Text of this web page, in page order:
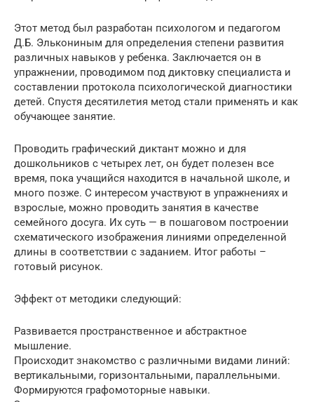
Этот метод был разработан психологом и педагогом
Д.Б. Элькониным для определения степени развития
различных навыков у ребенка. Заключается он в
упражнении, проводимом под диктовку специалиста и
составлении протокола психологической диагностики
детей. Спустя десятилетия метод стали применять и как
обучающее занятие.
Проводить графический диктант можно и для
дошкольников с четырех лет, он будет полезен все
время, пока учащийся находится в начальной школе, и
много позже. С интересом участвуют в упражнениях и
взрослые, можно проводить занятия в качестве
семейного досуга. Их суть — в пошаговом построении
схематического изображения линиями определенной
длины в соответствии с заданием. Итог работы –
готовый рисунок.
Эффект от методики следующий:
Развивается пространственное и абстрактное
мышление.
Происходит знакомство с различными видами линий:
вертикальными, горизонтальными, параллельными.
Формируются графомоторные навыки.